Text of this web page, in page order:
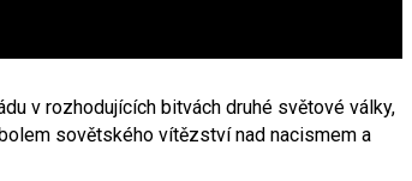
v rozhodujících bitvách druhé světové války,
sovětského vítězství nad nacismem a